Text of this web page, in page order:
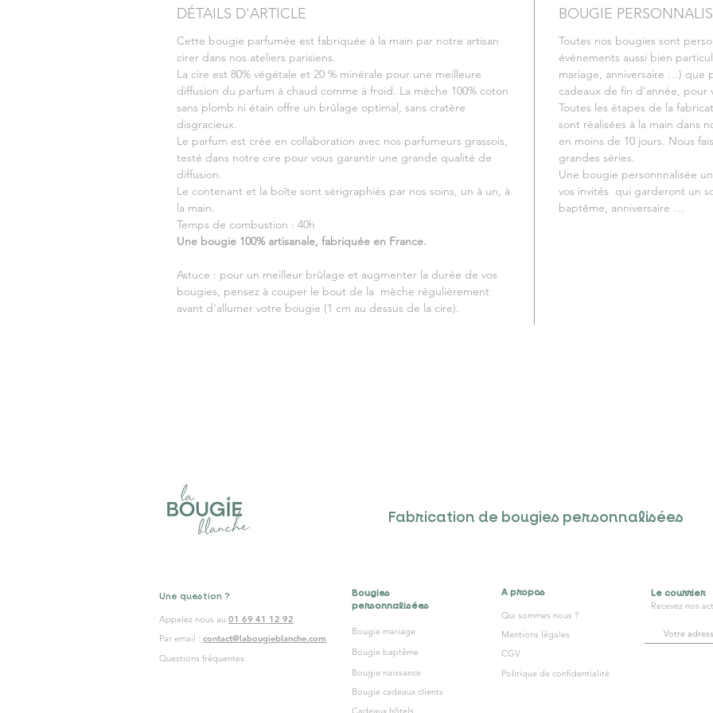
DÉTAILS D'ARTICLE
Cette bougie parfumée est fabriquée à la main par notre artisan
cirer dans nos ateliers parisiens.
La cire est 80% végétale et 20 % minérale pour une meilleure
diffusion du parfum à chaud comme à froid. La mèche 100% coton
sans plomb ni étain offre un brûlage optimal, sans cratère
disgracieux.
Le parfum est crée en collaboration avec nos parfumeurs grassois,
testé dans notre cire pour vous garantir une grande qualité de
diffusion.
Le contenant et la boîte sont sérigraphiés par nos soins, un à un, à
la main.
Temps de combustion : 40h
Une bougie 100% artisanale, fabriquée en France.
Astuce : pour un meilleur brûlage et augmenter la durée de vos
bougies, pensez à couper le bout de la mèche régulièrement
avant d'allumer votre bougie (1 cm au dessus de la cire).
BOUGIE
Toutes nos bougies sont
événements aussi bien
mariage, anniversaire …) que
cadeaux de fin d'année, pour
Toutes les étapes de la
sont réalisées à la main dans
en moins de 10 jours. Nous
grandes séries.
Une bougie personnnalisée
vos invités qui garderont un
baptême, anniversaire …
Une question ?
Appelez nous au 01 69 41 12 92
Par email : contact@labougieblanche.com
Questions fréquentes
Fabrication de bougies personnalisées
Bougies
personnalisées
Bougie mariage
Bougie baptême
Bougie naissance
Bougie cadeaux clients
Cadeaux hôtels
A propos
Qui sommes nous ?
Mentions légales
CGV
Politique de confidentialité
Le courrier
Recevez nos